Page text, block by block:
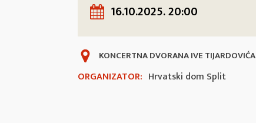
16.10.2025. 20:00
ORGANIZATOR: Hrvatski dom Split
KONCERTNA DVORANA IVE TIJARDOVIĆA